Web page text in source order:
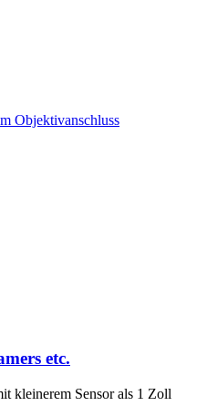
Objektivanschluss
etc.
kleinerem Sensor als 1 Zoll